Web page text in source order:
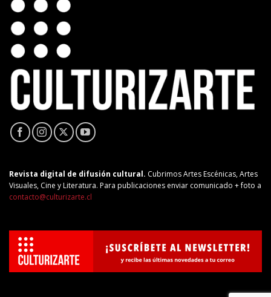
Revista digital de difusión cultural. Cubrimos Artes Escénicas, Artes
Visuales, Cine y Literatura. Para publicaciones enviar comunicado + foto a
contacto@culturizarte.cl